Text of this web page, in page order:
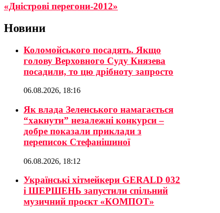
«Дністрові перегони-2012»
Новини
Коломойського посадять. Якщо
голову Верховного Суду Князева
посадили, то цю дрібноту запросто
06.08.2026, 18:16
Як влада Зеленського намагається
“хакнути” незалежні конкурси –
добре показали приклади з
переписок Стефанішиної
06.08.2026, 18:12
Українські хітмейкери GERALD 032
і ШЕРШЕНЬ запустили спільний
музичний проєкт «КОМПОТ»